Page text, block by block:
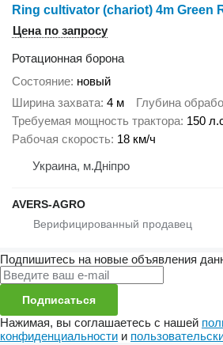
Ring cultivator (chariot) 4m Green
Цена по запросу
Ротационная борона
Состояние новый
Ширина захвата 4 м Глубина
Требуемая мощность трактора 150
Рабочая скорость 18 км/ч
Украина, м.Дніпро
AVERS-AGRO
Подпишитесь на новые объявления
Подписаться
Нажимая, вы соглашаетесь с нашей
конфиденциальности и